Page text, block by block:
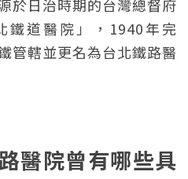
於日治時期的台灣總督府
鐵道醫院」，1940年完
管轄並更名為台北鐵路醫
醫院曾有哪些具